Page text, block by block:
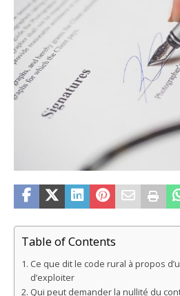
Table of Contents
Ce que dit le code rural à propos
d’exploiter
Qui peut demander la nullité du